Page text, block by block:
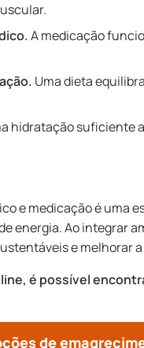
A medicação
Uma dieta
hidratação suficiente
e medicação é uma
energia. Ao integrar
e melhorar
é possível
de